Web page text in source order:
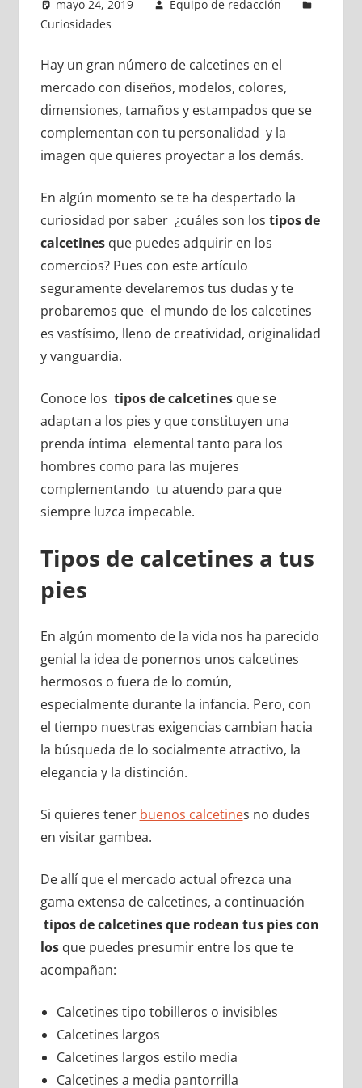
mayo 24, 2019
Equipo de redacción
Curiosidades
Hay un gran número de calcetines en el
mercado con diseños, modelos, colores,
dimensiones, tamaños y estampados que se
complementan con tu personalidad y la
imagen que quieres proyectar a los demás.
En algún momento se te ha despertado la
curiosidad por saber ¿cuáles son los tipos de
calcetinesque puedes adquirir en los
comercios? Pues con este artículo
seguramente develaremos tus dudas y te
probaremos que el mundo de los calcetines
es vastísimo, lleno de creatividad, originalidad
y vanguardia.
Conoce los tipos de calcetinesque se
adaptan a los pies y que constituyen una
prenda íntima elemental tanto para los
hombres como para las mujeres
complementando tu atuendo para que
siempre luzca impecable.
Tipos de calcetines a tus
pies
En algún momento de la vida nos ha parecido
genial la idea de ponernos unos calcetines
hermosos o fuera de lo común,
especialmente durante la infancia. Pero, con
el tiempo nuestras exigencias cambian hacia
la búsqueda de lo socialmente atractivo, la
elegancia y la distinción.
Si quieres tener buenos calcetines no dudes
en visitar gambea.
De allí que el mercado actual ofrezca una
gama extensa de calcetines, a continuación
tipos de calcetines que rodean tus pies con
los que puedes presumir entre los que te
acompañan:
Calcetines tipo tobilleros o invisibles
Calcetines largos
Calcetines largos estilo media
Calcetines a media pantorrilla